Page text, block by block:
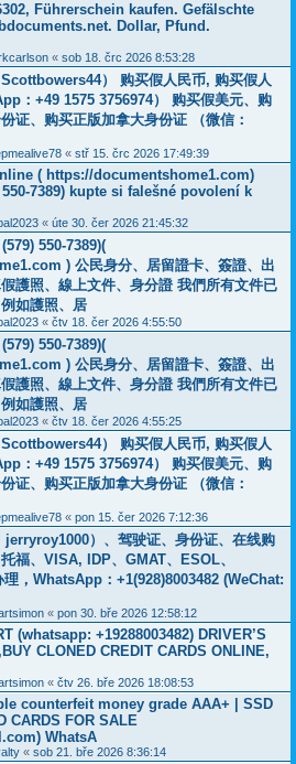
Führerschein kaufen. Gefälschte
Dollar, Pfund.
« sob 18. črc 2026 8:53:28
） 购买假人民币, 购买假人
：+49 1575 3756974） 购买假美元、购
证、购买正版加拿大身份证 （微信：
« stř 15. črc 2026 17:49:39
( https://documentshome1.com)
7389) kupte si falešné povolení k
« úte 30. čer 2026 21:45:32
550-7389)(
) 公民身分、居留證卡、簽證、出
護照、線上文件、身分證 我們所有文件已
如護照、居
« čtv 18. čer 2026 4:55:50
550-7389)(
) 公民身分、居留證卡、簽證、出
護照、線上文件、身分證 我們所有文件已
如護照、居
« čtv 18. čer 2026 4:55:25
） 购买假人民币, 购买假人
：+49 1575 3756974） 购买假美元、购
证、购买正版加拿大身份证 （微信：
« pon 15. čer 2026 7:12:36
jerryroy1000）、驾驶证、身份证、在线购
福、VISA, IDP、GMAT、ESOL、
，WhatsApp：+1(928)8003482 (WeChat:
« pon 30. bře 2026 12:58:12
(whatsapp: +19288003482) DRIVER’S
CLONED CREDIT CARDS ONLINE,
« čtv 26. bře 2026 18:08:53
counterfeit money grade AAA+ | SSD
CARDS FOR SALE
WhatsA
« sob 21. bře 2026 8:36:14